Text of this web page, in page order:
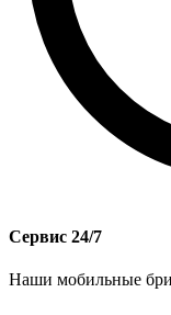
Сервис 24/7
Наши мобильные